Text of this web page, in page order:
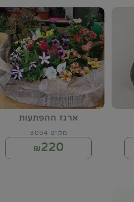
ארגז ההפתעות
מק"ט 3094
₪220